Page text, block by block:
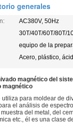
generales
AC380V, 50Hz
30T/40T/60T/80T/
equipo de la
Acero, plástico,
magnético del
magnético
para moldear de
el análisis de
del metal, del
etc., él es una clase